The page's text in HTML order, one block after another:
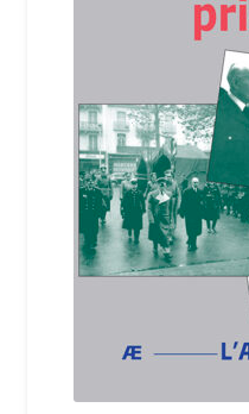
Politique de
Qui sommes-nous ?
Soutien à Philippe Randa
Suivi de la Commande